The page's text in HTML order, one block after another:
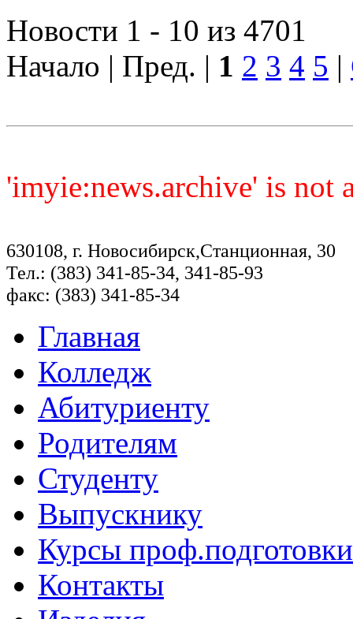
Новости 1 - 10 из 4701
Начало | Пред. | 1 2 3 4 5 |
'imyie:news.archive' is not
630108, г. Новосибирск,Станционная, 30
Тел.: (383) 341-85-34, 341-85-93
факс: (383) 341-85-34
Главная
Колледж
Абитуриенту
Родителям
Студенту
Выпускнику
Курсы проф.подготовки
Контакты